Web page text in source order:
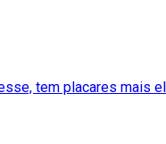
tem placares mais